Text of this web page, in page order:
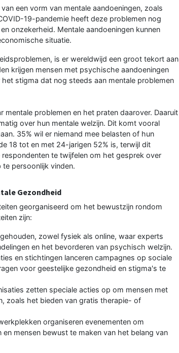
van een vorm van mentale aandoeningen, zoals
19-pandemie heeft deze problemen nog
onzekerheid. Mentale aandoeningen kunnen
situatie.
is er wereldwijd een groot tekort aan
krijgen mensen met psychische aandoeningen
stigma dat nog steeds aan mentale problemen
problemen en het praten daarover. Daaruit
over hun mentale welzijn. Dit komt vooral
35% wil er niemand mee belasten of hun
18 tot en met 24-jarigen 52% is, terwijl dit
te twijfelen om het gesprek over
persoonlijk vinden.
Gezondheid
georganiseerd om het bewustzijn rondom
zijn:
zowel fysiek als online, waar experts
en het bevorderen van psychisch welzijn.
en stichtingen lanceren campagnes op sociale
voor geestelijke gezondheid en stigma's te
zetten speciale acties op om mensen met
zoals het bieden van gratis therapie- of
organiseren evenementen om
mensen bewust te maken van het belang van